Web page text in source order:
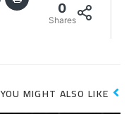
0
Shares
YOU MIGHT ALSO LIKE